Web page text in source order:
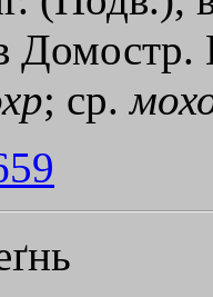
Домостр.
; ср.